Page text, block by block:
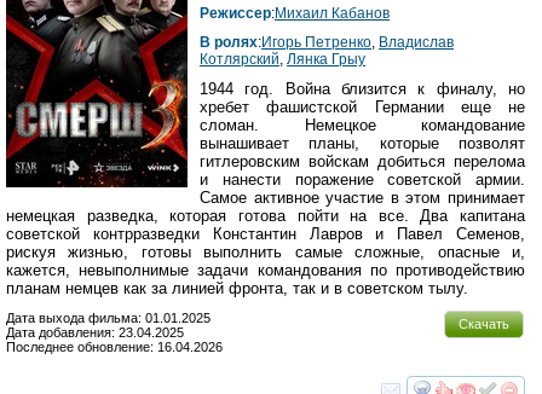
Режиссер:Михаил Кабанов
В ролях:Игорь Петренко, Владислав
Котлярский, Лянка Грыу
1944 год. Война близится к финалу, но
хребет фашистской Германии еще не
сломан. Немецкое командование
вынашивает планы, которые позволят
гитлеровским войскам добиться перелома
и нанести поражение советской армии.
Самое активное участие в этом принимает
немецкая разведка, которая готова пойти на все. Два капитана
советской контрразведки Константин Лавров и Павел Семенов,
рискуя жизнью, готовы выполнить самые сложные, опасные и,
кажется, невыполнимые задачи командования по противодействию
планам немцев как за линией фронта, так и в советском тылу.
Скачать
Дата выхода фильма: 01.01.2025
Дата добавления: 23.04.2025
Последнее обновление: 16.04.2026